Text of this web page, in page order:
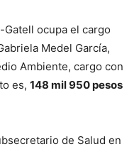
ocupa el cargo
Medel García,
Ambiente, cargo con
es, 148 mil 950 pesos
de Salud en